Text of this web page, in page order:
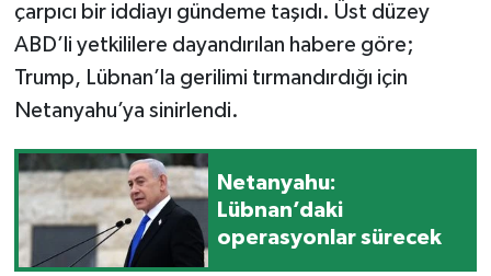
çarpıcı bir iddiayı gündeme taşıdı. Üst düzey
ABD’li yetkililere dayandırılan habere göre;
Trump, Lübnan’la gerilimi tırmandırdığı için
Netanyahu’ya sinirlendi.
Netanyahu:
Lübnan’daki
operasyonlar sürecek